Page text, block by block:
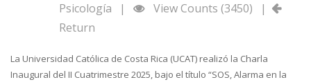
Psicología
| View Counts (3450)
|
Return
La Universidad Católica de Costa Rica (UCAT) realizó la Charla
Inaugural del II Cuatrimestre 2025, bajo el título “SOS, Alarma en la